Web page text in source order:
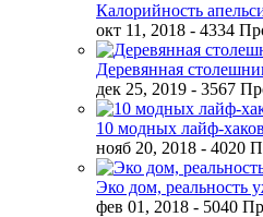
Калорийность
окт 11, 2018 - 4334
Деревянная
дек 25, 2019 - 3567
10 модных лайф-
нояб 20, 2018 - 4020
Эко дом, реальность
фев 01, 2018 - 5040